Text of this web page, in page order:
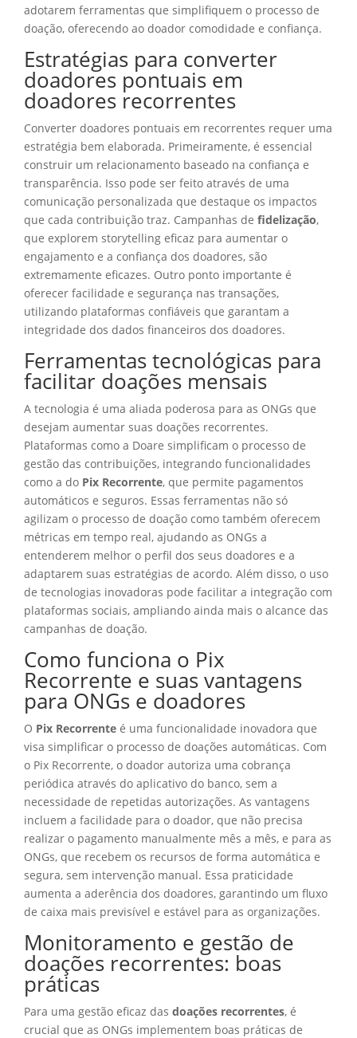
adotarem ferramentas que simplifiquem o processo de
doação, oferecendo ao doador comodidade e confiança.
Estratégias para converter
doadores pontuais em
doadores recorrentes
Converter doadores pontuais em recorrentes requer uma
estratégia bem elaborada. Primeiramente, é essencial
construir um relacionamento baseado na confiança e
transparência. Isso pode ser feito através de uma
comunicação personalizada que destaque os impactos
que cada contribuição traz. Campanhas de fidelização,
que explorem storytelling eficaz para aumentar o
engajamento e a confiança dos doadores, são
extremamente eficazes. Outro ponto importante é
oferecer facilidade e segurança nas transações,
utilizando plataformas confiáveis que garantam a
integridade dos dados financeiros dos doadores.
Ferramentas tecnológicas para
facilitar doações mensais
A tecnologia é uma aliada poderosa para as ONGs que
desejam aumentar suas doações recorrentes.
Plataformas como a Doare simplificam o processo de
gestão das contribuições, integrando funcionalidades
como a do Pix Recorrente, que permite pagamentos
automáticos e seguros. Essas ferramentas não só
agilizam o processo de doação como também oferecem
métricas em tempo real, ajudando as ONGs a
entenderem melhor o perfil dos seus doadores e a
adaptarem suas estratégias de acordo. Além disso, o uso
de tecnologias inovadoras pode facilitar a integração com
plataformas sociais, ampliando ainda mais o alcance das
campanhas de doação.
Como funciona o Pix
Recorrente e suas vantagens
para ONGs e doadores
O Pix Recorrente é uma funcionalidade inovadora que
visa simplificar o processo de doações automáticas. Com
o Pix Recorrente, o doador autoriza uma cobrança
periódica através do aplicativo do banco, sem a
necessidade de repetidas autorizações. As vantagens
incluem a facilidade para o doador, que não precisa
realizar o pagamento manualmente mês a mês, e para as
ONGs, que recebem os recursos de forma automática e
segura, sem intervenção manual. Essa praticidade
aumenta a aderência dos doadores, garantindo um fluxo
de caixa mais previsível e estável para as organizações.
Monitoramento e gestão de
doações recorrentes: boas
práticas
Para uma gestão eficaz das doações recorrentes, é
crucial que as ONGs implementem boas práticas de